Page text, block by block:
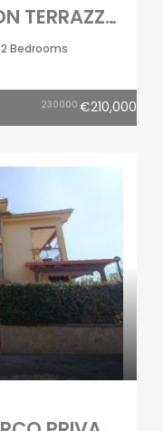
ATTICO 180MQ CON TERRAZZO Varcaturo-Via Carrafiello
2 Bedrooms
230000 €210,000